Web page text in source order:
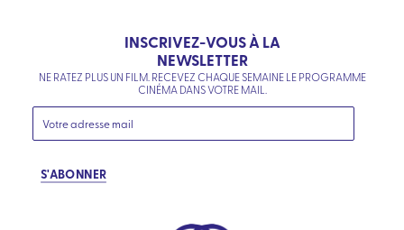
INSCRIVEZ-VOUS À LA
NEWSLETTER
NE RATEZ PLUS UN FILM. RECEVEZ CHAQUE SEMAINE LE PROGRAMME
CINÉMA DANS VOTRE MAIL.
S'ABONNER